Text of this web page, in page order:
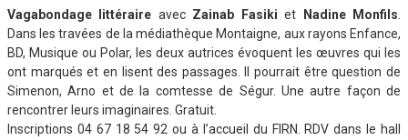
Vagabondage littéraire avec Zainab Fasiki et Nadine Monfils
Dans les travées de la médiathèque Montaigne, aux rayons Enfance,
BD, Musique ou Polar, les deux autrices évoquent les œuvres qui les
ont marqués et en lisent des passages. Il pourrait être question de
Simenon, Arno et de la comtesse de Ségur. Une autre façon de
rencontrer leurs imaginaires. Gratuit.
Inscriptions 04 67 18 54 92 ou à l’accueil du FIRN. RDV dans le hall